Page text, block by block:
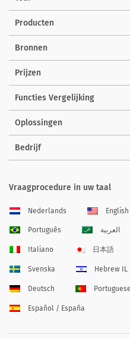
Producten
Bronnen
Prijzen
Functies Vergelijking
Oplossingen
Bedrijf
Vraagprocedure in uw taal
Nederlands English
Português العربية
Italiano 日本語
Svenska Hebrew IL
Deutsch
Español / España